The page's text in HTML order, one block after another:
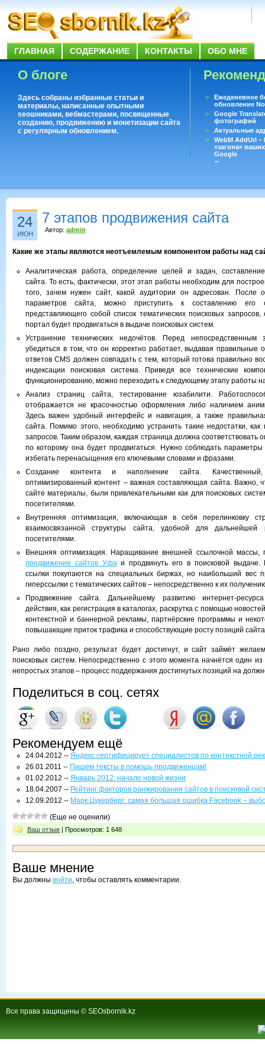
ГЛАВНАЯ СОДЕРЖАНИЕ КОНТАКТЫ ОБО МНЕ
О блоге
Здесь собраны избранные статьи и
материалы, написанные опытными
seoшниками, вебмастерами, посвященные
созданию, продвижению и монетизации сайта
с регулярным обновлением.
Ежеденевное
обновление
Google
фотографий
Актуальные
WebM AddUrl
«загона»
Google
Существует
24
ИЮН
7 этапов продвижения сайта
Автор: admin
Какие же этапы являются неотъемлемым компонентом работы над
Аналитическая работа, определение целей и задач,
сайта. То есть, фактически, этот этап работы необходим для
того, зачем нужен сайт, какой аудитории он адресован. После
параметров сайта, можно приступить к составлению его
представляющего собой список тематических поисковых запросов,
портал будет продвигаться в выдаче поисковых систем.
Устранение технических недочётов. Перед непосредственным
убедиться в том, что он корректно работает, выдавая правильные
ответов CMS должен совпадать с тем, который готова правильно
индексации поисковая система. Приведя все технические
функционированию, можно переходить к следующему этапу работы
Анализ страниц сайта, тестирование юзабилити.
отображается не красочностью оформления либо наличием
Здесь важен удобный интерфейс и навигация, а также
сайта. Помимо этого, необходимо устранить такие недостатки,
запросов. Таким образом, каждая страница должна соответствовать
по которому она будет продвигаться. Нужно соблюдать параметры
избегать перенасыщения его ключевыми словами и фразами.
Создание контента и наполнение сайта.
оптимизированный контент – важная составляющая сайта. Важно,
сайте материалы, были привлекательными как для поисковых
посетителями.
Внутренняя оптимизация, включающая в себя перелинковку
взаимосвязанной структуры сайта, удобной для
посетителями.
Внешняя оптимизация. Наращивание внешней ссылочной массы,
продвижение сайтов Уфаи продвинуть его в поисковой выдаче.
ссылки покупаются на специальных биржах, но наибольший вес
гиперссылки с тематических сайтов – непосредственно к их
Продвижение сайта. Дальнейшему развитию интернет-
действия, как регистрация в каталогах, раскрутка с помощью
контекстной и баннерной рекламы, партнёрские программы и
повышающие приток трафика и способствующие росту позиций
Рано либо поздно, результат будет достигнут, и сайт займёт
поисковых систем. Непосредственно с этого момента начнётся один
непростых этапов – процесс поддержания достигнутых позиций на
Поделиться в соц. сетях
Рекомендуем ещё
24.04.2012 -- Яндекс сертифицирует специалистов по контекстной
26.01.2011 -- Пишем тексты в помощь продвиженцам!
01.02.2012 -- Январь 2012: начало новой жизни
18.04.2007 -- Рейтинг факторов ранжирования сайтов в поисковой
12.09.2012 -- Марк Цукерберг: самая большая ошибка Facebook –
(Еще не оценили)
Ваш отзыв | Просмотров: 1 648
Ваше мнение
Вы должны войти, чтобы оставлять комментарии.
Все права защищены © SEOsbornik.kz